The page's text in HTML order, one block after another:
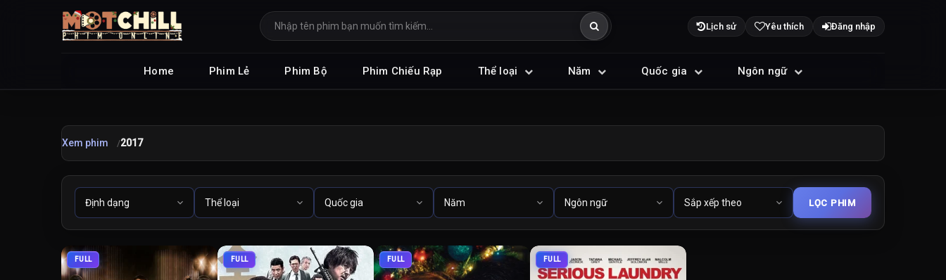
Lịch sử Yêu thích Đăng nhập
Home Phim Lẻ Phim Bộ Phim Chiếu Rạp Thể loại Năm Quốc gia Ngôn ngữ
Xem phim 2017
FULL FULL FULL FULL